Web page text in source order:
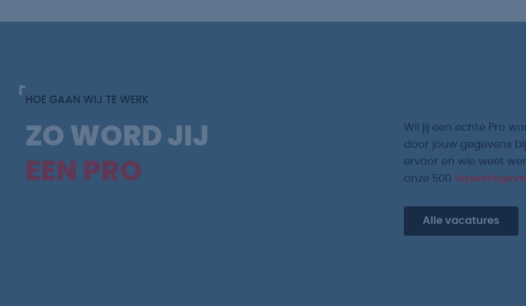
HOE GAAN WIJ TE WERK
ZO WORD JIJ
EEN PRO
Wil jij een echte Pro
door jouw gegevens
ervoor en wie weet
onze 500
Alle vacatures